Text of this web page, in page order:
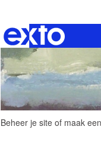
Beheer je site of maak